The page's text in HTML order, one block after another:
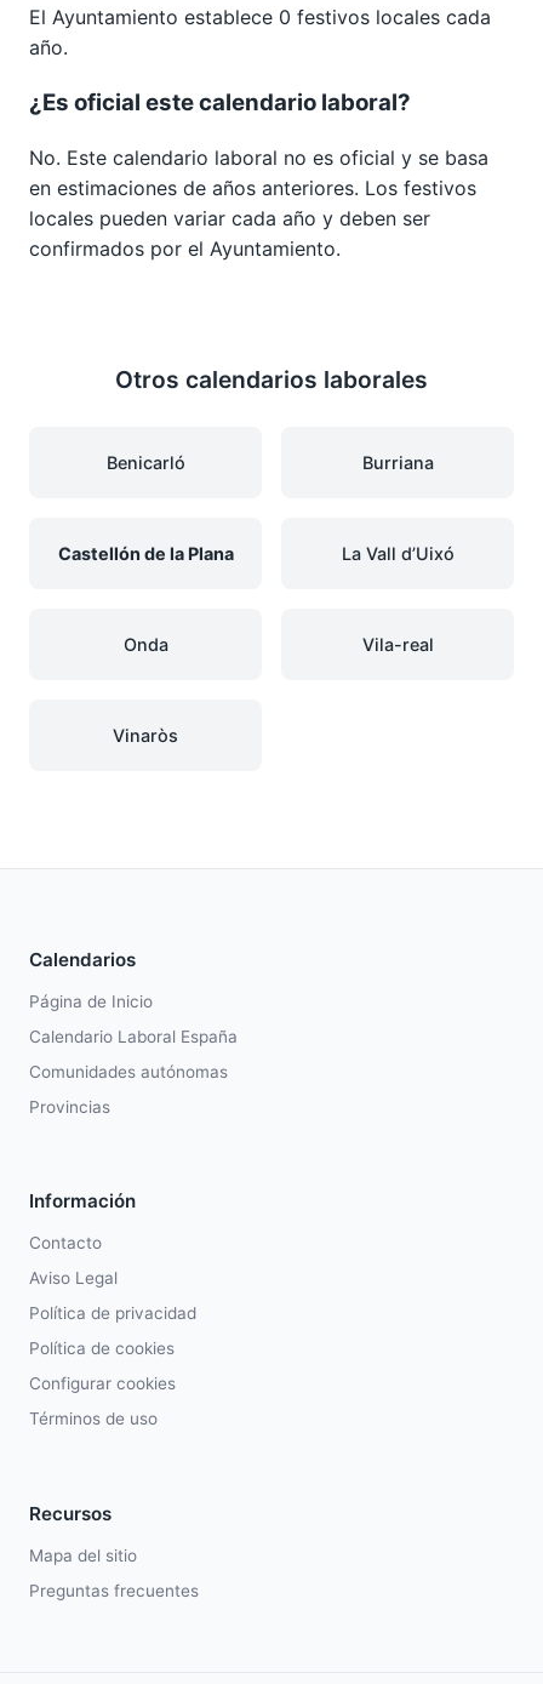
El Ayuntamiento establece 0 festivos locales cada
año.
¿Es oficial este calendario laboral?
No. Este calendario laboral no es oficial y se basa
en estimaciones de años anteriores. Los festivos
locales pueden variar cada año y deben ser
confirmados por el Ayuntamiento.
Otros calendarios laborales
Benicarló Burriana
Castellón de la Plana La Vall d’Uixó
Onda Vila-real
Vinaròs
Calendarios
Página de Inicio
Calendario Laboral España
Comunidades autónomas
Provincias
Información
Contacto
Aviso Legal
Política de privacidad
Política de cookies
Configurar cookies
Términos de uso
Recursos
Mapa del sitio
Preguntas frecuentes